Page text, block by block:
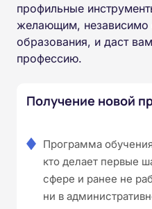
профильные
желающим, независимо
образования, и даст
профессию.
Получение новой
Программа
кто делает первые
сфере и ранее не
ни в